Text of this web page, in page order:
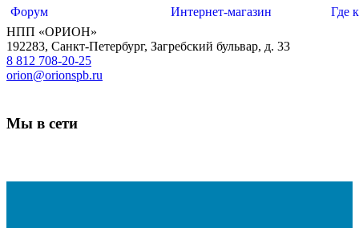
Форум
Интернет-магазин
Где
НПП «ОРИОН»
192283, Санкт-Петербург, Загребский бульвар, д. 33
8 812 708-20-25
orion@orionspb.ru
Мы в сети